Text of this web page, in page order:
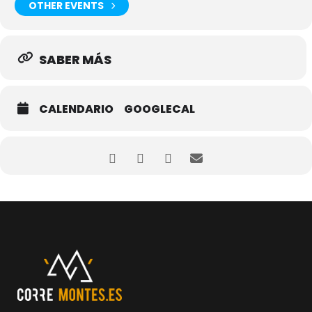
repartidas por toda la geografía, pero de gran interés.
autónoma para facilitar tu búsqueda. Te ayudará a planificar tu
temporada de competiciones.
OTHER EVENTS
SABER MÁS
CALENDARIO GOOGLECAL